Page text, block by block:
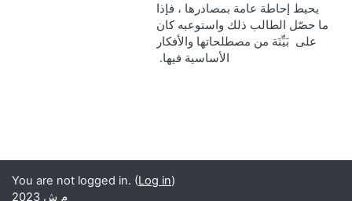
يحيط إحاطة عامة بمصادرها ، فإذا
ما حصّل الطالب ذلك واستوعبه كان
على بَيِّنَة من مصطلحاتها والأفكار
الأساسية فيها.
You are not logged in. (Log in)
م ش 2023